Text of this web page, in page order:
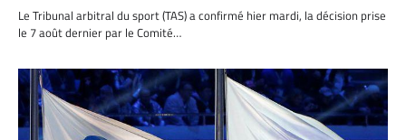
Le Tribunal arbitral du sport (TAS) a confirmé hier mardi, la décision prise
le 7 août dernier par le Comité…